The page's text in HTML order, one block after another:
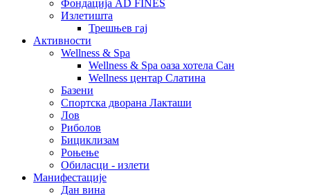
Фондација AD FINES
Излетишта
Трешњев гај
Активности
Wellness & Spa
Wellness & Spa оаза хотела Сан
Wellness центар Слатина
Базени
Спортска дворана Лакташи
Лов
Риболов
Бициклизам
Роњење
Обиласци - излети
Манифестације
Дан вина